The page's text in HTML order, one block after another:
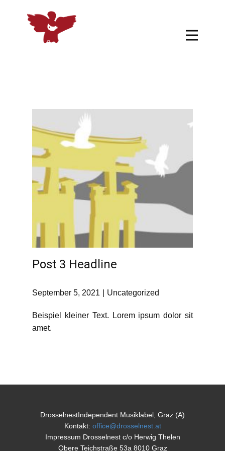
Post 3 Headline
September 5, 2021 Uncategorized
Beispiel kleiner Text. Lorem ipsum dolor sit
amet.
DrosselnestIndependent Musiklabel, Graz (A)
Kontakt: office@drosselnest.at
Impressum Drosselnest c/o Herwig Thelen
Obere Teichstraße 53a 8010 Graz